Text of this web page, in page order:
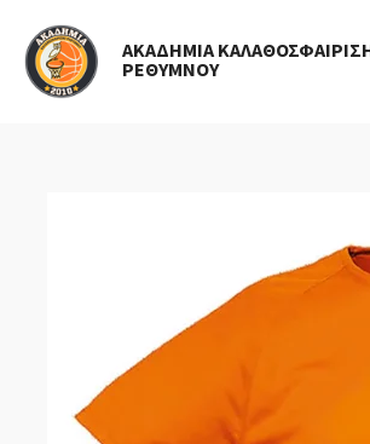
Skip
to
main
content
ΑΚΑΔΗΜΙΑ
ΡΕΘΥΜΝΟΥ